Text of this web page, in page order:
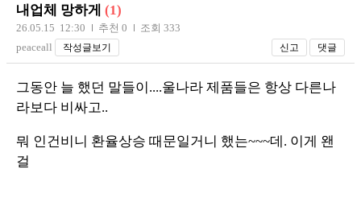
내업체 망하게 (1)
26.05.15 12:30 추천 0
조회 333
peaceall
작성글보기 신고 댓글
그동안 늘 했던 말들이....울나라 제품들은 항상 다른나
라보다 비싸고..
뭐 인건비니 환율상승 때문일거니 했는~~~데. 이게 왠
걸